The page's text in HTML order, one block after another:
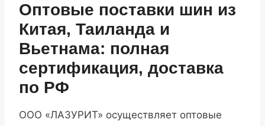
Оптовые поставки шин из
Китая, Таиланда и
Вьетнама: полная
сертификация, доставка
по РФ
ООО «ЛАЗУРИТ» осуществляет оптовые